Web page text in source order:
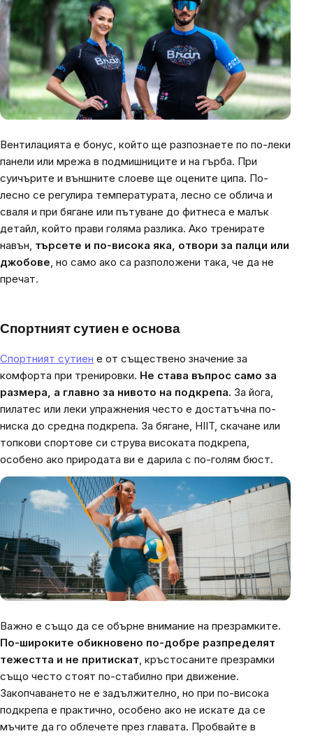
Вентилацията е бонус, който ще разпознаете по по-леки
панели или мрежа в подмишниците и на гърба. При
суичърите и външните слоеве ще оцените ципа. По-
лесно се регулира температурата, лесно се облича и
сваля и при бягане или пътуване до фитнеса е малък
детайл, който прави голяма разлика. Ако тренирате
навън, търсете и по-висока яка, отвори за палци или
джобове, но само ако са разположени така, че да не
пречат.
Спортният сутиен е основа
Спортният сутиен е от съществено значение за
комфорта при тренировки. Не става въпрос само за
размера, а главно за нивото на подкрепа. За йога,
пилатес или леки упражнения често е достатъчна по-
ниска до средна подкрепа. За бягане, HIIT, скачане или
топкови спортове си струва високата подкрепа,
особено ако природата ви е дарила с по-голям бюст.
Важно е също да се обърне внимание на презрамките.
По-широките обикновено по-добре разпределят
тежестта и не притискат, кръстосаните презрамки
също често стоят по-стабилно при движение.
Закопчаването не е задължително, но при по-висока
подкрепа е практично, особено ако не искате да се
мъчите да го облечете през главата. Пробвайте в